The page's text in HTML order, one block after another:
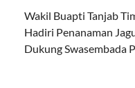
Wakil Buapti Tanjab
Hadiri Penanaman
Dukung Swasembada